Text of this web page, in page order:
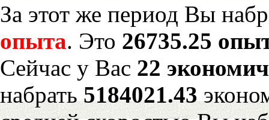
За этот же период Вы
опыта. Это 26735.25
Сейчас у Вас 22
набрать5184021.43